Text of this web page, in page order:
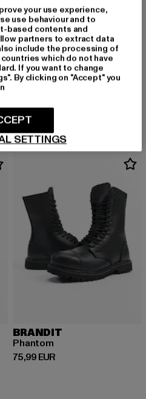
49,99 EUR
25,85 EUR
Derzeitiger Preis: 25,85 EUR
89,99 EUR
BRANDIT
Phantom
75,99 EUR
Derzeitiger Preis: 75,99 EUR
your use experience,
use behaviour and to
based contents and
partners to extract data
include the processing of
which do not have
If you want to change
By clicking on "Accept" you
SETTINGS